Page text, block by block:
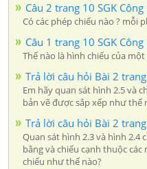
Câu 2 trang 10 SGK Công
Có các phép chiếu nào ? mỗi
Câu 1 trang 10 SGK Công
Thế nào là hình chiếu của một
Trả lời câu hỏi Bài 2
Em hãy quan sát hình 2.5 và
bản vẽ được sắp xếp như thế
Trả lời câu hỏi Bài 2
Quan sát hình 2.3 và hình 2.4
bằng và chiếu cạnh thuộc
chiếu như thế nào?